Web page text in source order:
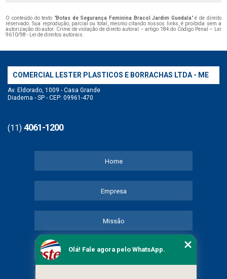
O conteúdo do texto "Botas de Segurança Feminina Bracol Jardim Guedala" é de direito
reservado. Sua reprodução, parcial ou total, mesmo citando nossos links, é proibida sem a
autorização do autor. Crime de violação de direito autoral – artigo 184 do Código Penal –
Lei
9610/98 - Lei de direitos autorais
COMERCIAL LESTER PLASTICOS E BORRACHAS LTDA - ME
Av. Eldorado, 1009 - Casa Grande
Diadema - SP - CEP: 09961-470
(11) 4061-1200
Home
Empresa
Missão
Serviços
Olá! Fale agora pelo WhatsApp.